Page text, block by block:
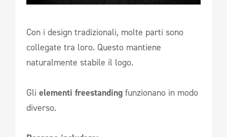
Con i design tradizionali, molte parti sono
collegate tra loro. Questo mantiene
naturalmente stabile il logo.
Gli elementi freestanding funzionano in modo
diverso.